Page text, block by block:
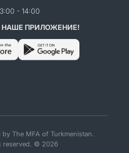
- 14:00
НАШЕ ПРИЛОЖЕНИЕ!
The MFA of Turkmenistan.
reserved. © 2026